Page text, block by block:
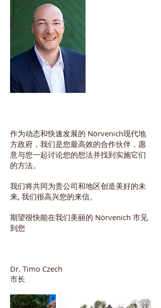
作为动态和快速发展的 Nörvenich现代地
方政府，我们是您最高效的合作伙伴，愿
意与您一起讨论您的想法并找到实施它们
的方法。
我们将共同为贵公司和地区创造美好的未
来, 我们很高兴您的来信。
期望很快能在我们美丽的 Nörvenich 市见
到您
Dr. Timo Czech
市长